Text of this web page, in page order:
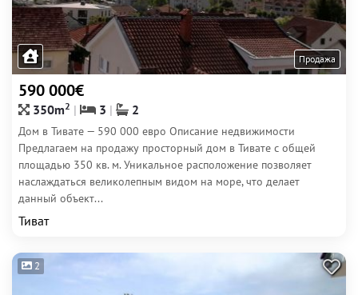
Продажа
590 000€
350m2 3 2
Дом в Тивате — 590 000 евро Описание недвижимости
Предлагаем на продажу просторный дом в Тивате с общей
площадью 350 кв. м. Уникальное расположение позволяет
наслаждаться великолепным видом на море, что делает
данный объект...
Тиват
2